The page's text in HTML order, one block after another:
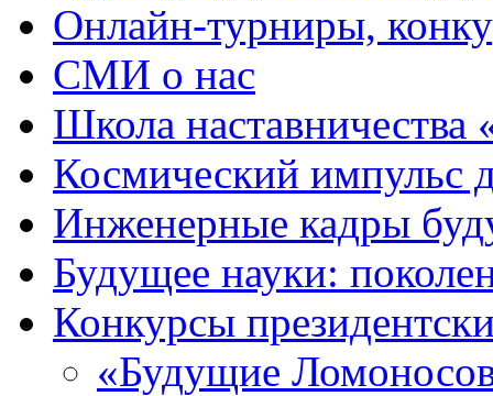
Онлайн-турниры,
СМИ о нас
Школа
Космический импульс
Инженерные кадры
Будущее науки:
Конкурсы
«Будущие